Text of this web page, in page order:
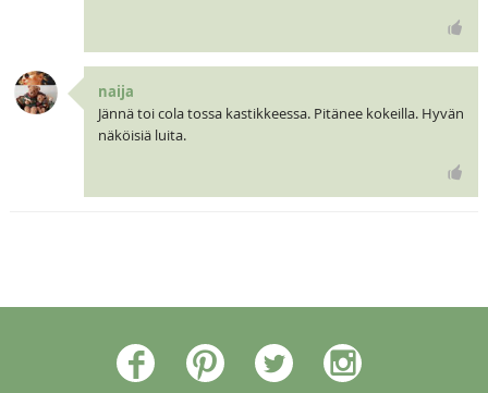
naija
Jännä toi cola tossa kastikkeessa. Pitänee kokeilla. Hyvän
näköisiä luita.